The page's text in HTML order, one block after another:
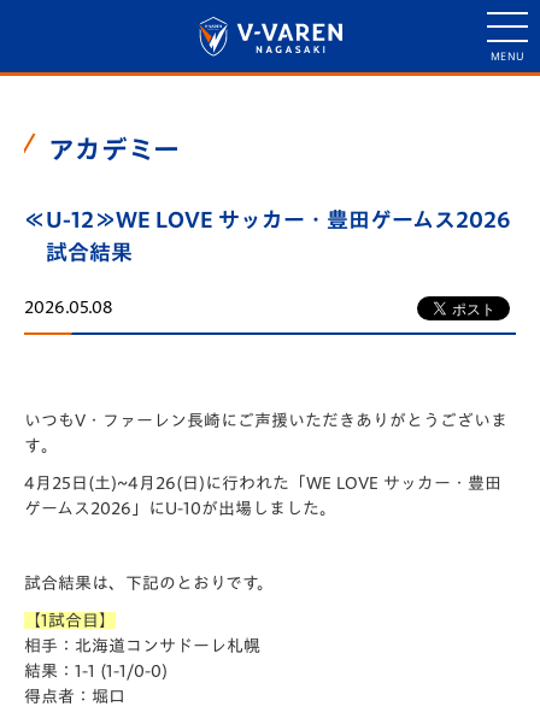
アカデミー
≪U-12≫WE LOVE サッカー・豊田ゲームス2026
試合結果
2026.05.08
いつもV・ファーレン長崎にご声援いただきありがとうございま
す。
4月25日(土)~4月26(日)に行われた「️WE LOVE サッカー・豊田
ゲームス2026」にU-10が出場しました。
試合結果は、下記のとおりです。
【1試合目】
相手：北海道コンサドーレ札幌
結果：1-1 (1-1/0-0)
得点者：堀口